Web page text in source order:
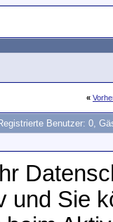
«
Benutzer: 0,
und Sie